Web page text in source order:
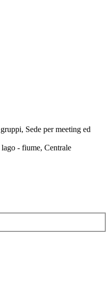
Sede per meeting ed
- fiume, Centrale